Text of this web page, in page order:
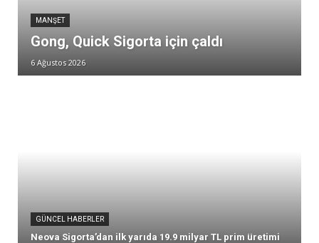
MANŞET
Gong, Quick Sigorta için çaldı
6 Ağustos 2026
GÜNCEL HABERLER
Neova Sigorta’dan ilk yarıda 19.9 milyar TL prim üretimi